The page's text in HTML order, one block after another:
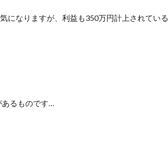
になりますが、利益も350万円計上されている
るものです…